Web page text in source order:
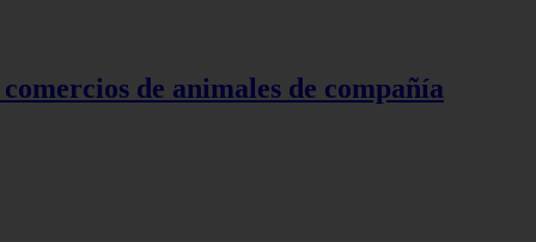
de animales de compañía